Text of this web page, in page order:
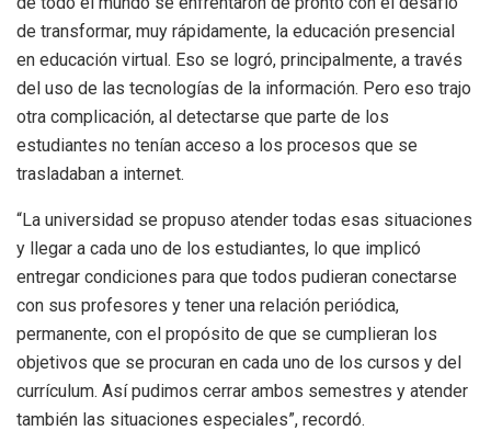
de transformar, muy rápidamente, la educación presencial
en educación virtual. Eso se logró, principalmente, a través
del uso de las tecnologías de la información. Pero eso trajo
otra complicación, al detectarse que parte de los
estudiantes no tenían acceso a los procesos que se
trasladaban a internet.
“La universidad se propuso atender todas esas situaciones
y llegar a cada uno de los estudiantes, lo que implicó
entregar condiciones para que todos pudieran conectarse
con sus profesores y tener una relación periódica,
permanente, con el propósito de que se cumplieran los
objetivos que se procuran en cada uno de los cursos y del
currículum. Así pudimos cerrar ambos semestres y atender
también las situaciones especiales”, recordó.